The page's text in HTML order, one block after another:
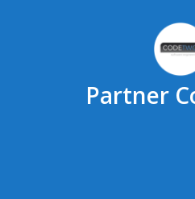
Partner